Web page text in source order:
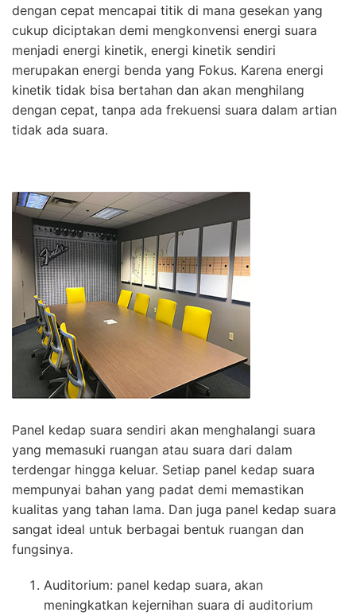
dengan cepat mencapai titik di mana gesekan yang
cukup diciptakan demi mengkonvensi energi suara
menjadi energi kinetik, energi kinetik sendiri
merupakan energi benda yang Fokus. Karena energi
kinetik tidak bisa bertahan dan akan menghilang
dengan cepat, tanpa ada frekuensi suara dalam artian
tidak ada suara.
Panel kedap suara sendiri akan menghalangi suara
yang memasuki ruangan atau suara dari dalam
terdengar hingga keluar. Setiap panel kedap suara
mempunyai bahan yang padat demi memastikan
kualitas yang tahan lama. Dan juga panel kedap suara
sangat ideal untuk berbagai bentuk ruangan dan
fungsinya.
Auditorium: panel kedap suara, akan
meningkatkan kejernihan suara di auditorium